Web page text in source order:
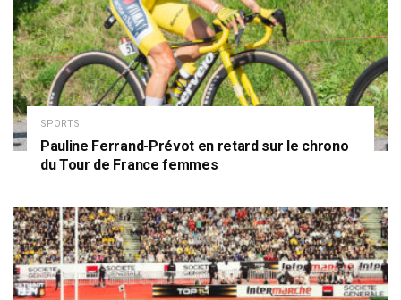
SPORTS
Pauline Ferrand-Prévot en retard sur le chrono
du Tour de France femmes